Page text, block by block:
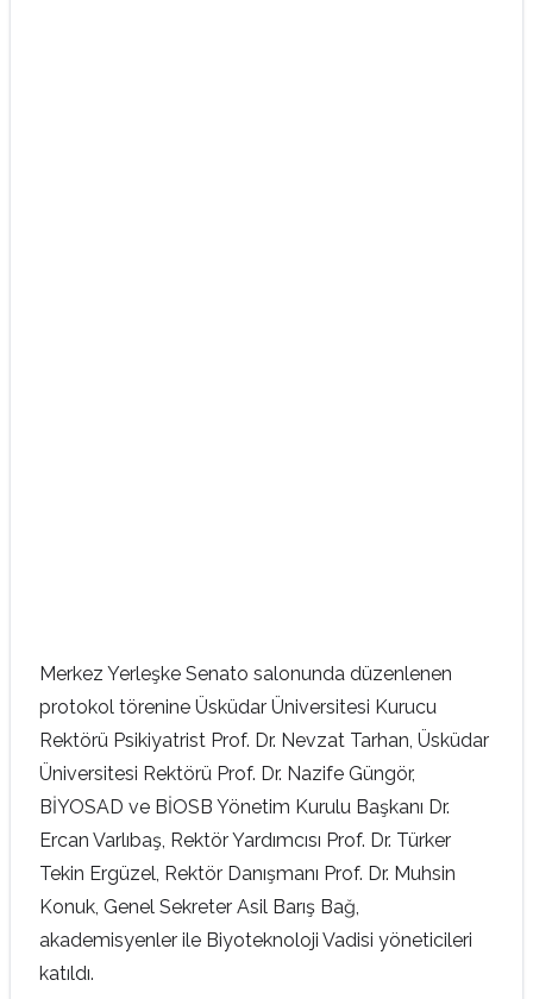
Merkez Yerleşke Senato salonunda düzenlenen
protokol törenine Üsküdar Üniversitesi Kurucu
Rektörü Psikiyatrist Prof. Dr. Nevzat Tarhan, Üsküdar
Üniversitesi Rektörü Prof. Dr. Nazife Güngör,
BİYOSAD ve BİOSB Yönetim Kurulu Başkanı Dr.
Ercan Varlıbaş, Rektör Yardımcısı Prof. Dr. Türker
Tekin Ergüzel, Rektör Danışmanı Prof. Dr. Muhsin
Konuk, Genel Sekreter Asil Barış Bağ,
akademisyenler ile Biyoteknoloji Vadisi yöneticileri
katıldı.